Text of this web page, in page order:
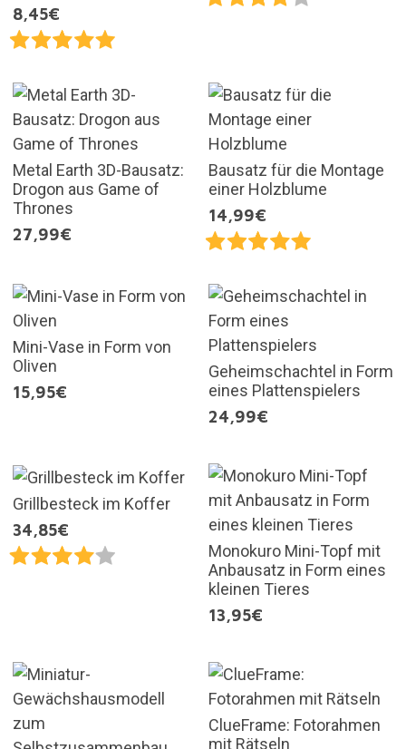
8,45€
Metal Earth 3D-Bausatz:
Drogon aus Game of
Thrones
27,99€
Bausatz für die Montage
einer Holzblume
14,99€
Mini-Vase in Form von
Oliven
15,95€
Geheimschachtel in Form
eines Plattenspielers
24,99€
Grillbesteck im Koffer
34,85€
Monokuro Mini-Topf mit
Anbausatz in Form eines
kleinen Tieres
13,95€
ClueFrame: Fotorahmen
mit Rätseln